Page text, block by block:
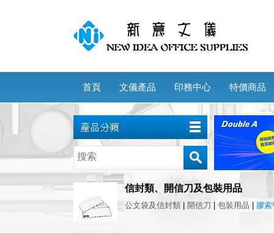
首頁 文儀產品 印務中心 特價商品
信封類、開信刀及包裝用品
公文袋及信封類 開信刀 包裝用品 膠索